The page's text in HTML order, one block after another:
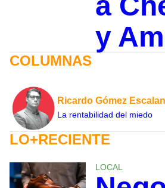
y
COLUMNAS
Ricardo Gómez
La rentabilidad del miedo
LO+RECIENTE
LOCAL